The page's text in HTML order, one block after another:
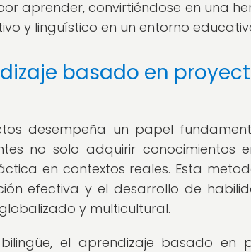
aprender, convirtiéndose en una
y lingüístico en un entorno
basado en
desempeña un papel
no solo adquirir conocimientos
en contextos reales. Esta
efectiva y el desarrollo de
y multicultural.
el aprendizaje basado en